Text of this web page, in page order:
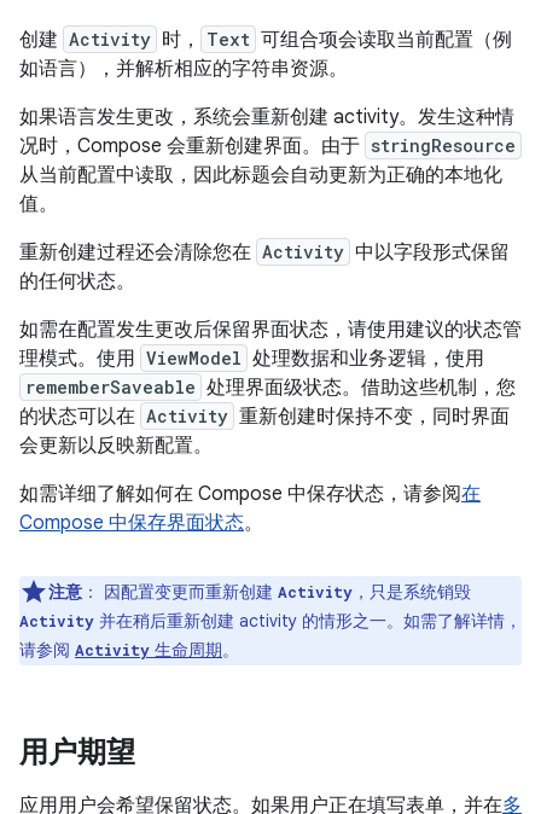
创建 Activity 时， Text 可组合项会读取当前配置（例
如语言），并解析相应的字符串资源。
如果语言发生更改，系统会重新创建 activity。发生这种情
况时，Compose 会重新创建界面。由于 stringResource
从当前配置中读取，因此标题会自动更新为正确的本地化
值。
重新创建过程还会清除您在 Activity 中以字段形式保留
的任何状态。
如需在配置发生更改后保留界面状态，请使用建议的状态管
理模式。使用 ViewModel 处理数据和业务逻辑，使用
rememberSaveable 处理界面级状态。借助这些机制，您
的状态可以在 Activity 重新创建时保持不变，同时界面
会更新以反映新配置。
如需详细了解如何在 Compose 中保存状态，请参阅在
Compose 中保存界面状态。
注意 ： 因配置变更而重新创建 Activity ，只是系统销毁
Activity 并在稍后重新创建 activity 的情形之一。如需了解详情，
请参阅 Activity 生命周期。
用户期望
应用用户会希望保留状态。如果用户正在填写表单，并在多